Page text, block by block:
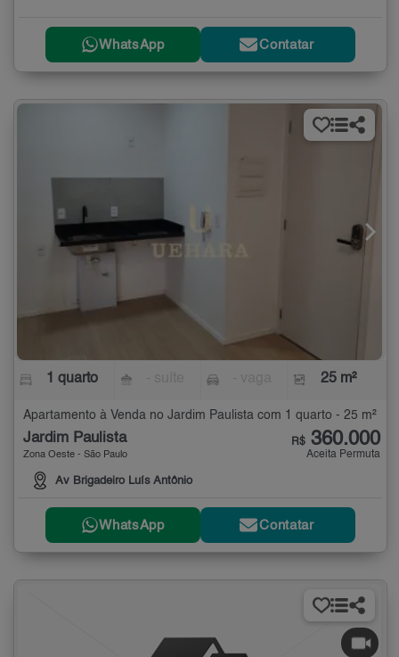
WhatsApp Contatar
1 quarto 25 m²
Apartamento à Venda no Jardim Paulista com 1 quarto - 25 m²
Jardim Paulista
Zona Oeste - São Paulo
Av Brigadeiro Luís Antônio
R$ 360.000
Aceita Permuta
WhatsApp Contatar